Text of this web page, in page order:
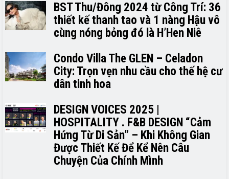
BST Thu/Đông 2024 từ Công Trí: 36
thiết kế thanh tao và 1 nàng Hậu vô
cùng nóng bỏng đó là H’H­­­­en Niê
Condo Villa The GLEN – Celadon
City: Trọn vẹn nhu cầu cho thế hệ cư
dân tinh hoa
DESIGN VOICES 2025 |
HOSPITALITY . F&B DESIGN “Cảm
Hứng Từ Di Sản” – Khi Không Gian
Được Thiết Kế Để Kể Nên Câu
Chuyện Của Chính Mình